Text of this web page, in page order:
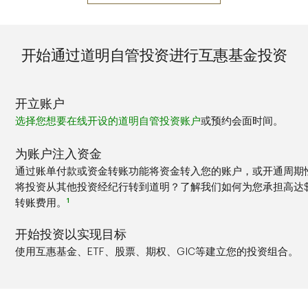
开始通过道明自管投资进行互惠基金投资
开立账户
选择您想要在线开设的道明自管投资账户或预约会面时间。
为账户注入资金
通过账单付款或资金转账功能将资金转入您的账户，或开通周期
将投资从其他投资经纪行转到道明？了解我们如何为您承担高达
转账费用。
1
开始投资以实现目标
使用互惠基金、ETF、股票、期权、GIC等建立您的投资组合。